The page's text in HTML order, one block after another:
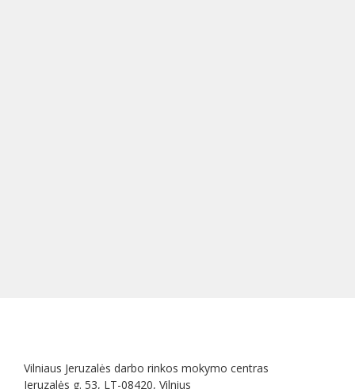
Vilniaus Jeruzalės darbo rinkos mokymo centras
Jeruzalės g. 53, LT-08420, Vilnius